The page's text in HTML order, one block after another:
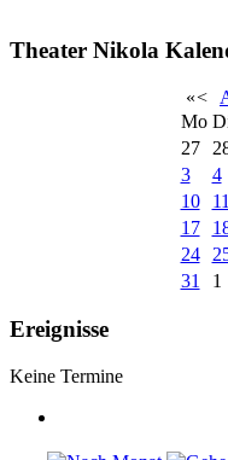
Theater Nikola
«<
Mo
27
3
4
10
11
17
24
31
1
Ereignisse
Keine Termine